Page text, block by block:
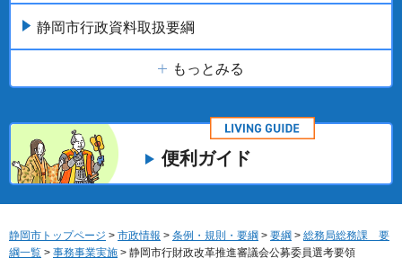
静岡市行政資料取扱要綱
もっとみる
便利ガイド
静岡市トップページ > 市政情報 > 条例・規則・要綱 > 要綱 > 総務局総務課 要
綱一覧 > 事務事業実施 > 静岡市行財政改革推進審議会公募委員選考要領